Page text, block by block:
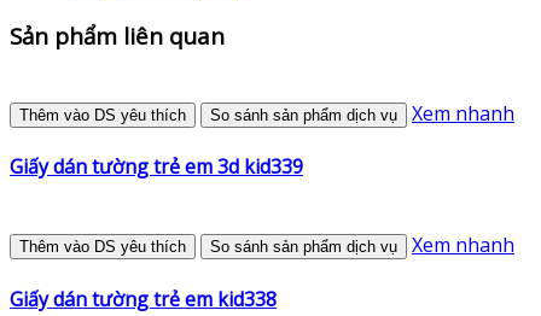
Sản phẩm liên quan
Thêm vào DS yêu thích So sánh sản phẩm dịch vụ Xem nhanh
Giấy dán tường trẻ em 3d kid339
Thêm vào DS yêu thích So sánh sản phẩm dịch vụ Xem nhanh
Giấy dán tường trẻ em kid338